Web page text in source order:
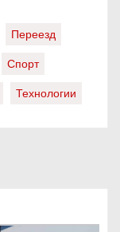
Переезд
Спорт
Технологии